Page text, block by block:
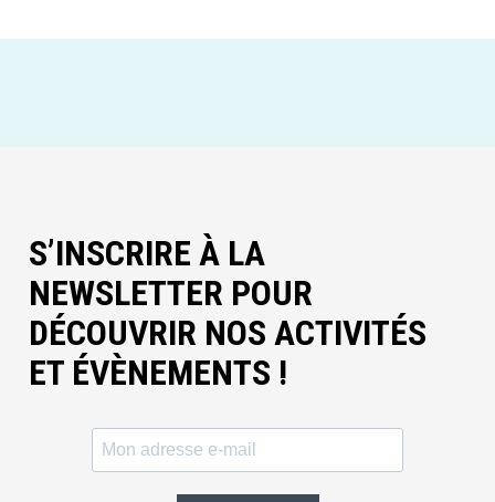
S’INSCRIRE À LA
NEWSLETTER POUR
DÉCOUVRIR NOS ACTIVITÉS
ET ÉVÈNEMENTS !